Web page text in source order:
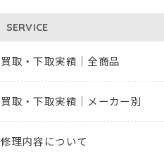
SERVICE
買取・下取実績｜全商品
買取・下取実績｜メーカー別
修理内容について